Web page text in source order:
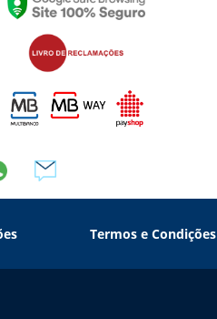
Termos e Condições